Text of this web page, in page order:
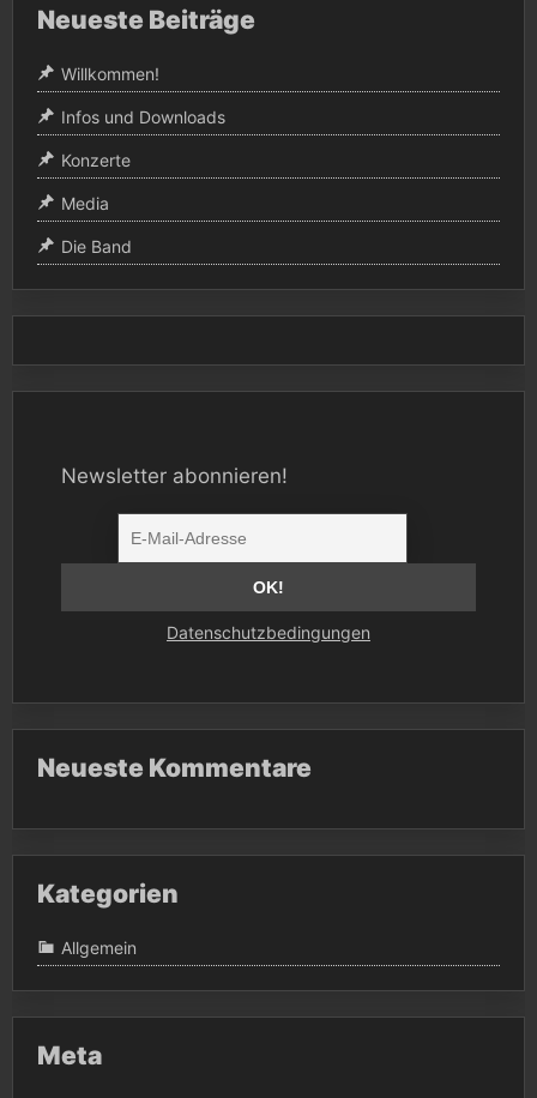
Neueste Beiträge
Willkommen!
Infos und Downloads
Konzerte
Media
Die Band
Newsletter abonnieren!
Datenschutzbedingungen
Neueste Kommentare
Kategorien
Allgemein
Meta